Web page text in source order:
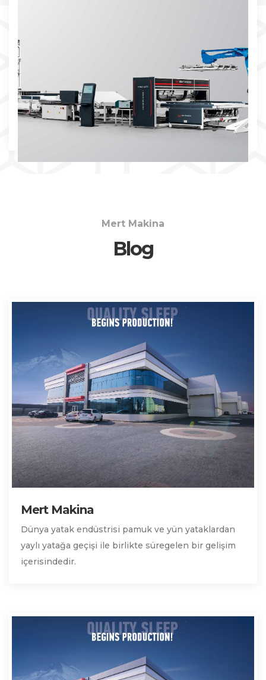
Mert Makina
Blog
Mert Makina
Dünya yatak endüstrisi pamuk ve yün yataklardan
yaylı yatağa geçişi ile birlikte süregelen bir gelişim
içerisindedir.